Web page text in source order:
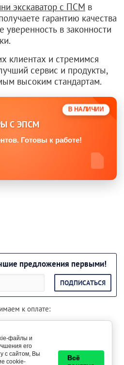
экскаватор с ПСМ в
гарантию качества
уверенность в законности
клиентах и стремимся
сервис и продукты,
высоким стандартам.
В НАЛИЧИИ
С ЭПСМ
Готовы к работе!
предложения первыми!
ПОДПИСАТЬСЯ
к оплате:
телефонам:
29-500-69
файлы и
его
с сайтом, Вы
cookie-
Всё